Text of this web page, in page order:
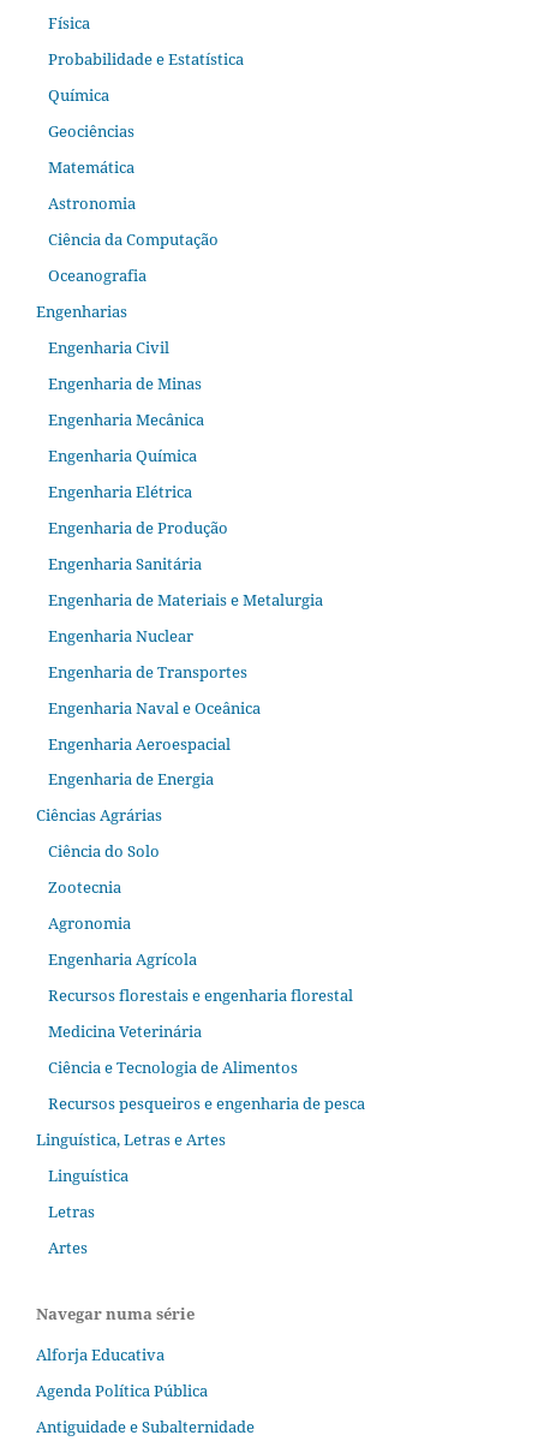
Física
Probabilidade e Estatística
Química
Geociências
Matemática
Astronomia
Ciência da Computação
Oceanografia
Engenharias
Engenharia Civil
Engenharia de Minas
Engenharia Mecânica
Engenharia Química
Engenharia Elétrica
Engenharia de Produção
Engenharia Sanitária
Engenharia de Materiais e Metalurgia
Engenharia Nuclear
Engenharia de Transportes
Engenharia Naval e Oceânica
Engenharia Aeroespacial
Engenharia de Energia
Ciências Agrárias
Ciência do Solo
Zootecnia
Agronomia
Engenharia Agrícola
Recursos florestais e engenharia florestal
Medicina Veterinária
Ciência e Tecnologia de Alimentos
Recursos pesqueiros e engenharia de pesca
Linguística, Letras e Artes
Linguística
Letras
Artes
Navegar numa série
Alforja Educativa
Agenda Política Pública
Antiguidade e Subalternidade